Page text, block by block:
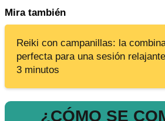
Mira también
Reiki con campanillas: la
perfecta para una sesión
3 minutos
¿CÓMO SE